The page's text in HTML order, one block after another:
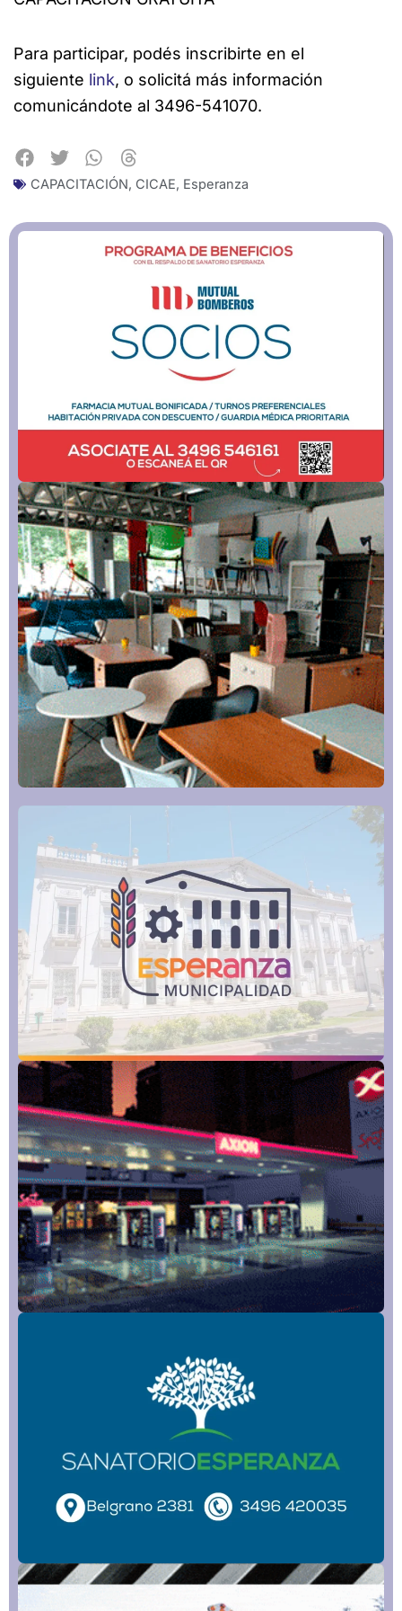
Para participar, podés inscribirte en el
siguiente link, o solicitá más información
comunicándote al 3496-541070.
CAPACITACIÓN, CICAE, Esperanza